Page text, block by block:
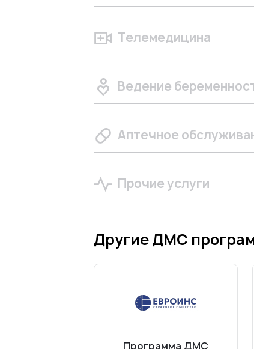
Телемедицина
Ведение
Аптечное
Прочие услуги
Другие ДМС
Программа ДМС